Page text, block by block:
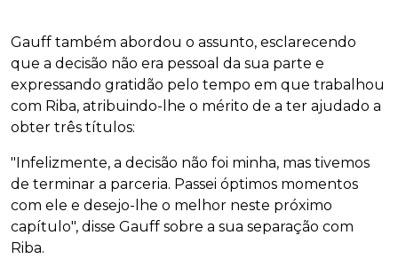
Gauff também abordou o assunto, esclarecendo
que a decisão não era pessoal da sua parte e
expressando gratidão pelo tempo em que trabalhou
com Riba, atribuindo-lhe o mérito de a ter ajudado a
obter três títulos:
"Infelizmente, a decisão não foi minha, mas tivemos
de terminar a parceria. Passei óptimos momentos
com ele e desejo-lhe o melhor neste próximo
capítulo", disse Gauff sobre a sua separação com
Riba.